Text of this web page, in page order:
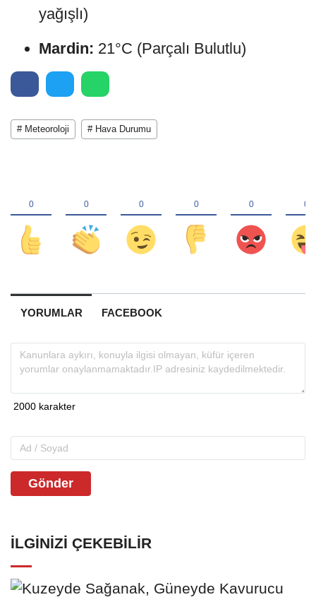
yağışlı)
Mardin: 21°C (Parçalı Bulutlu)
# Meteoroloji # Hava Durumu
YORUMLAR FACEBOOK
Gönder
İLGINIZI ÇEKEBILIR